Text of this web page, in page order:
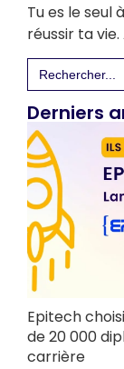
Tu es le seul
réussir ta
Search
for:
Derniers
Epitech
de 20 000
carrière